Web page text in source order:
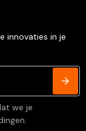
innovaties in je
we je